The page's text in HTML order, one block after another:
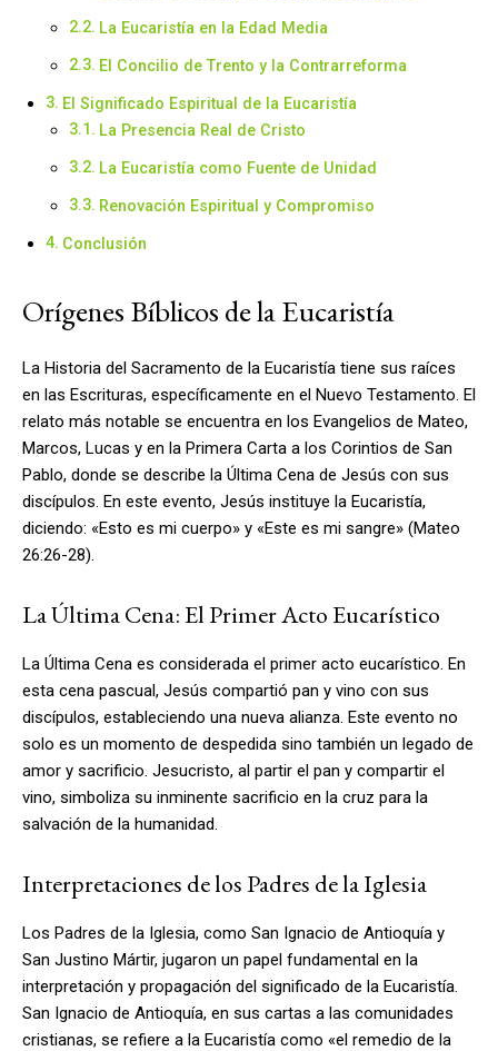
La Eucaristía en la Edad Media
El Concilio de Trento y la Contrarreforma
El Significado Espiritual de la Eucaristía
La Presencia Real de Cristo
La Eucaristía como Fuente de Unidad
Renovación Espiritual y Compromiso
Conclusión
Orígenes Bíblicos de la Eucaristía
La Historia del Sacramento de la Eucaristía tiene sus raíces
en las Escrituras, específicamente en el Nuevo Testamento. El
relato más notable se encuentra en los Evangelios de Mateo,
Marcos, Lucas y en la Primera Carta a los Corintios de San
Pablo, donde se describe la Última Cena de Jesús con sus
discípulos. En este evento, Jesús instituye la Eucaristía,
diciendo: «Esto es mi cuerpo» y «Este es mi sangre» (Mateo
26:26-28).
La Última Cena: El Primer Acto Eucarístico
La Última Cena es considerada el primer acto eucarístico. En
esta cena pascual, Jesús compartió pan y vino con sus
discípulos, estableciendo una nueva alianza. Este evento no
solo es un momento de despedida sino también un legado de
amor y sacrificio. Jesucristo, al partir el pan y compartir el
vino, simboliza su inminente sacrificio en la cruz para la
salvación de la humanidad.
Interpretaciones de los Padres de la Iglesia
Los Padres de la Iglesia, como San Ignacio de Antioquía y
San Justino Mártir, jugaron un papel fundamental en la
interpretación y propagación del significado de la Eucaristía.
San Ignacio de Antioquía, en sus cartas a las comunidades
cristianas, se refiere a la Eucaristía como «el remedio de la